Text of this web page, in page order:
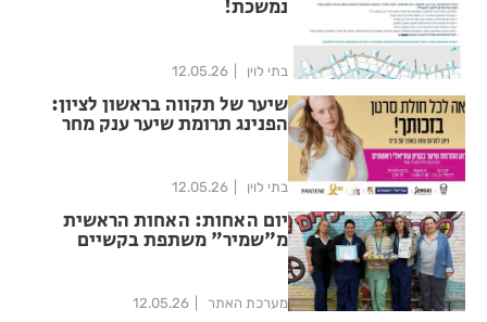
נמשכת!
בתי לוין 12.05.26
שיער של תקווה בראשון לציון:
הפנינג תרומת שיער ענק מחר
בתי לוין 12.05.26
יום האחות: האחות הראשית
מ"שמיר" משתפת בקשיים
מערכת האתר 12.05.26